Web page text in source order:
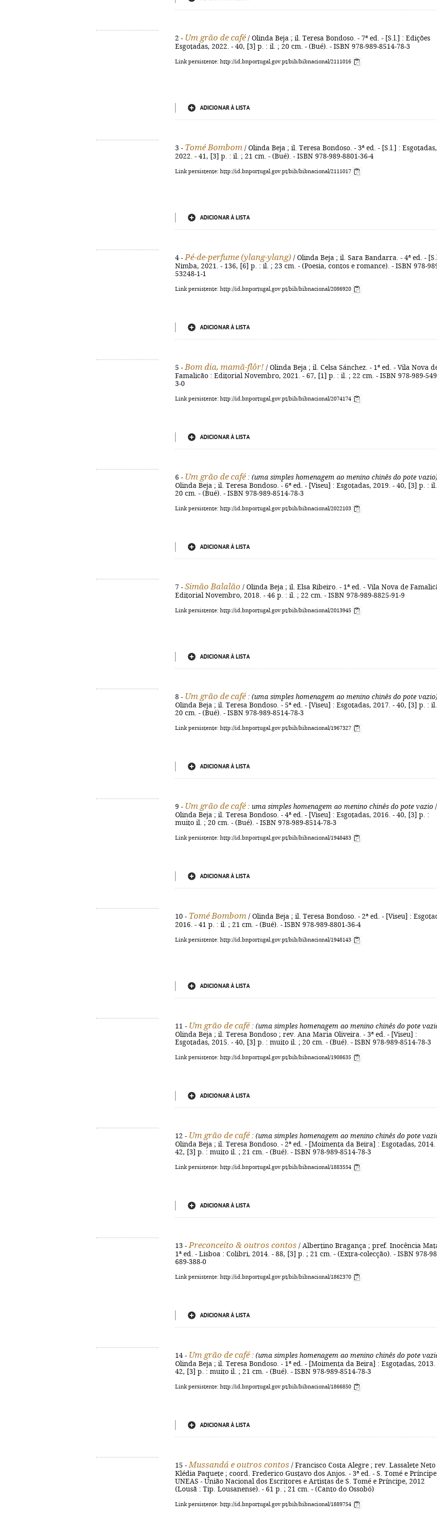
2 - Um grão de café / Olinda Beja ; il. Teresa Bondoso. - 7ª ed. - [S.l.] : Edições
Esgotadas, 2022. - 40, [3] p. : il. ; 20 cm. - (Bué). - ISBN 978-989-8514-78-3
Link persistente: http://id.bnportugal.gov.pt/bib/bibnacional/2111016
ADICIONAR À LISTA
3 - Tomé Bombom / Olinda Beja ; il. Teresa Bondoso. - 3ª ed. - [S.l.] : Esgotadas,
2022. - 41, [3] p. : il. ; 21 cm. - (Bué). - ISBN 978-989-8801-36-4
Link persistente: http://id.bnportugal.gov.pt/bib/bibnacional/2111017
ADICIONAR À LISTA
4 - Pé-de-perfume (ylang-ylang) / Olinda Beja ; il. Sara Bandarra. - 4ª ed. -
Nimba, 2021. - 136, [6] p. : il. ; 23 cm. - (Poesia, contos e romance). - ISBN 978-
53248-1-1
Link persistente: http://id.bnportugal.gov.pt/bib/bibnacional/2086920
ADICIONAR À LISTA
5 - Bom dia, mamã-flôr! / Olinda Beja ; il. Celsa Sánchez. - 1ª ed. - Vila Nova
Famalicão : Editorial Novembro, 2021. - 67, [1] p. : il. ; 22 cm. - ISBN 978-989-
3-0
Link persistente: http://id.bnportugal.gov.pt/bib/bibnacional/2074174
ADICIONAR À LISTA
6 - Um grão de café : (uma simples homenagem ao menino chinês do pote
Olinda Beja ; il. Teresa Bondoso. - 6ª ed. - [Viseu] : Esgotadas, 2019. - 40, [3] p. :
20 cm. - (Bué). - ISBN 978-989-8514-78-3
Link persistente: http://id.bnportugal.gov.pt/bib/bibnacional/2022103
ADICIONAR À LISTA
7 - Simão Balalão / Olinda Beja ; il. Elsa Ribeiro. - 1ª ed. - Vila Nova de
Editorial Novembro, 2018. - 46 p. : il. ; 22 cm. - ISBN 978-989-8825-91-9
Link persistente: http://id.bnportugal.gov.pt/bib/bibnacional/2013945
ADICIONAR À LISTA
8 - Um grão de café : (uma simples homenagem ao menino chinês do pote
Olinda Beja ; il. Teresa Bondoso. - 5ª ed. - [Viseu] : Esgotadas, 2017. - 40, [3] p. :
20 cm. - (Bué). - ISBN 978-989-8514-78-3
Link persistente: http://id.bnportugal.gov.pt/bib/bibnacional/1967327
ADICIONAR À LISTA
9 - Um grão de café : uma simples homenagem ao menino chinês do pote vazio /
Olinda Beja ; il. Teresa Bondoso. - 4ª ed. - [Viseu] : Esgotadas, 2016. - 40, [3] p. :
muito il. ; 20 cm. - (Bué). - ISBN 978-989-8514-78-3
Link persistente: http://id.bnportugal.gov.pt/bib/bibnacional/1948483
ADICIONAR À LISTA
10 - Tomé Bombom / Olinda Beja ; il. Teresa Bondoso. - 2ª ed. - [Viseu] :
2016. - 41 p. : il. ; 21 cm. - (Bué). - ISBN 978-989-8801-36-4
Link persistente: http://id.bnportugal.gov.pt/bib/bibnacional/1948143
ADICIONAR À LISTA
11 - Um grão de café : (uma simples homenagem ao menino chinês do pote
Olinda Beja ; il. Teresa Bondoso ; rev. Ana Maria Oliveira. - 3ª ed. - [Viseu] :
Esgotadas, 2015. - 40, [3] p. : muito il. ; 20 cm. - (Bué). - ISBN 978-989-8514-78-3
Link persistente: http://id.bnportugal.gov.pt/bib/bibnacional/1908635
ADICIONAR À LISTA
12 - Um grão de café : (uma simples homenagem ao menino chinês do pote
Olinda Beja ; il. Teresa Bondoso. - 2ª ed. - [Moimenta da Beira] : Esgotadas, 2014.
42, [3] p. : muito il. ; 21 cm. - (Bué). - ISBN 978-989-8514-78-3
Link persistente: http://id.bnportugal.gov.pt/bib/bibnacional/1883554
ADICIONAR À LISTA
13 - Preconceito & outros contos / Albertino Bragança ; pref. Inocência
1ª ed. - Lisboa : Colibri, 2014. - 88, [3] p. ; 21 cm. - (Extra-colecção). - ISBN 978-
689-388-0
Link persistente: http://id.bnportugal.gov.pt/bib/bibnacional/1862370
ADICIONAR À LISTA
14 - Um grão de café : (uma simples homenagem ao menino chinês do pote
Olinda Beja ; il. Teresa Bondoso. - 1ª ed. - [Moimenta da Beira] : Esgotadas, 2013.
42, [3] p. : muito il. ; 21 cm. - (Bué). - ISBN 978-989-8514-78-3
Link persistente: http://id.bnportugal.gov.pt/bib/bibnacional/1866850
ADICIONAR À LISTA
15 - Mussandá e outros contos / Francisco Costa Alegre ; rev. Lassalete Neto
Klédia Paquete ; coord. Frederico Gustavo dos Anjos. - 3ª ed. - S. Tomé e
UNEAS - União Nacional dos Escritores e Artistas de S. Tomé e Príncipe, 2012
(Lousã : Tip. Lousanense). - 61 p. ; 21 cm. - (Canto do Ossobó)
Link persistente: http://id.bnportugal.gov.pt/bib/bibnacional/1889754